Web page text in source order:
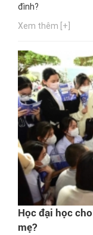
đình?
Xem thêm [+]
Học đại học
mẹ?